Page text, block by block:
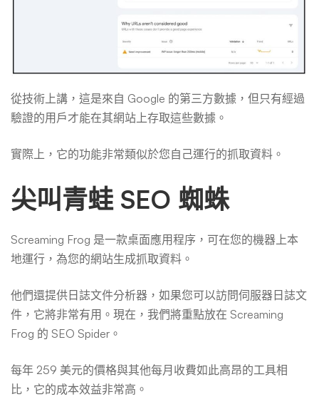
從技術上講，這是來自 Google 的第三方數據，但只有經過
驗證的用戶才能在其網站上存取這些數據。
實際上，它的功能非常類似於您自己運行的抓取資料。
尖叫青蛙 SEO 蜘蛛
Screaming Frog 是一款桌面應用程序，可在您的機器上本
地運行，為您的網站生成抓取資料。
他們還提供日誌文件分析器，如果您可以訪問伺服器日誌文
件，它將非常有用。現在，我們將重點放在 Screaming
Frog 的 SEO Spider。
每年 259 美元的價格與其他每月收費如此高昂的工具相
比，它的成本效益非常高。